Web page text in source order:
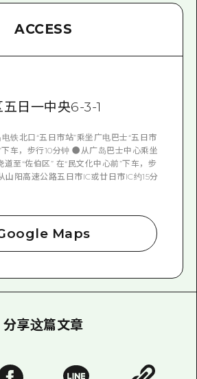
ACCESS
日一中央6-3-1
铁北口“五日市站”乘坐广电巴士“五日市
下车，步行10分钟 ●从广岛巴士中心乘坐
至“佐伯区” 在“民文化中心前”下车，步
山阳高速公路五日市IC或廿日市IC约15分
Maps
分享这篇文章